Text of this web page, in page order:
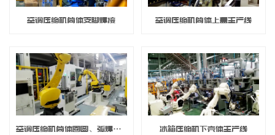
空调压缩机筒体支脚焊接 空调压缩机筒体上盖生产线
空调压缩机筒体圈圆、弧焊、冲孔、清洗生产线 冰箱压缩机下壳体生产线